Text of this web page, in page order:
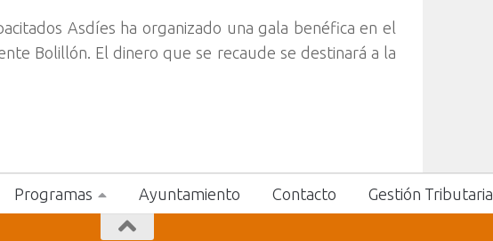
Asdíes ha organizado una gala benéfica en el
Bolillón. El dinero que se recaude se destinará a la
Programas Ayuntamiento Contacto Gestión Tributaria